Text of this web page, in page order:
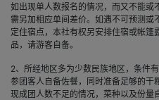
如出现单人数报名的情况，而又不能或
需另加相应单间差价。如遇不可预测
定住宿点，本社有权另安排住宿或帐篷
品，请游客自备。
2、所经地区多为少数民族地区，条件
参团客人自备佐餐，同时准备足够的干
现成团人数不足的情况，菜种以及份量